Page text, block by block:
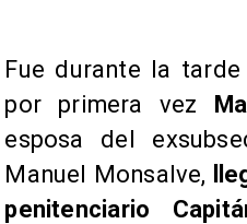
Fue durante la
por primera vez
esposa del
Manuel Monsalve,
penitenciario